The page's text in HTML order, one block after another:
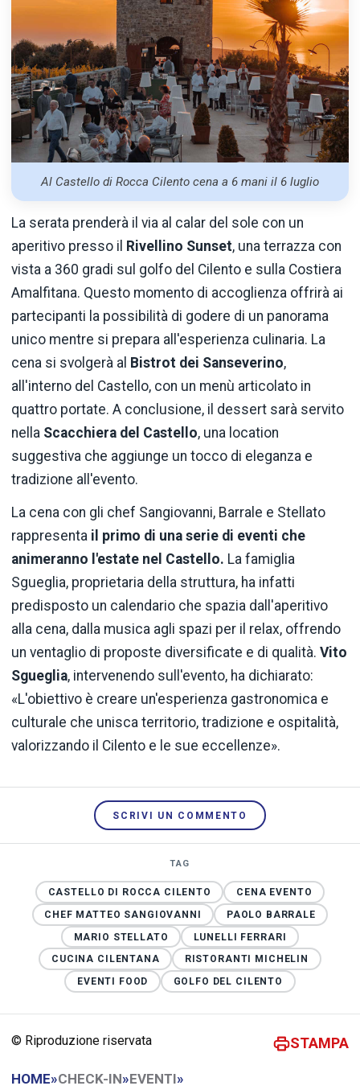
Al Castello di Rocca Cilento cena a 6 mani il 6 luglio
La serata prenderà il via al calar del sole con un
aperitivo presso il Rivellino Sunset, una terrazza con
vista a 360 gradi sul golfo del Cilento e sulla Costiera
Amalfitana. Questo momento di accoglienza offrirà ai
partecipanti la possibilità di godere di un panorama
unico mentre si prepara all'esperienza culinaria. La
cena si svolgerà al Bistrot dei Sanseverino,
all'interno del Castello, con un menù articolato in
quattro portate. A conclusione, il dessert sarà servito
nella Scacchiera del Castello, una location
suggestiva che aggiunge un tocco di eleganza e
tradizione all'evento.
La cena con gli chef Sangiovanni, Barrale e Stellato
rappresenta il primo di una serie di eventi che
animeranno l'estate nel Castello. La famiglia
Sgueglia, proprietaria della struttura, ha infatti
predisposto un calendario che spazia dall'aperitivo
alla cena, dalla musica agli spazi per il relax, offrendo
un ventaglio di proposte diversificate e di qualità. Vito
Sgueglia, intervenendo sull'evento, ha dichiarato:
«L'obiettivo è creare un'esperienza gastronomica e
culturale che unisca territorio, tradizione e ospitalità,
valorizzando il Cilento e le sue eccellenze».
SCRIVI UN COMMENTO
TAG
CASTELLO DI ROCCA CILENTO
CENA EVENTO
CHEF MATTEO SANGIOVANNI
PAOLO BARRALE
MARIO STELLATO
LUNELLI FERRARI
CUCINA CILENTANA
RISTORANTI MICHELIN
EVENTI FOOD
GOLFO DEL CILENTO
© Riproduzione riservata STAMPA
HOME»CHECK-IN»EVENTI»